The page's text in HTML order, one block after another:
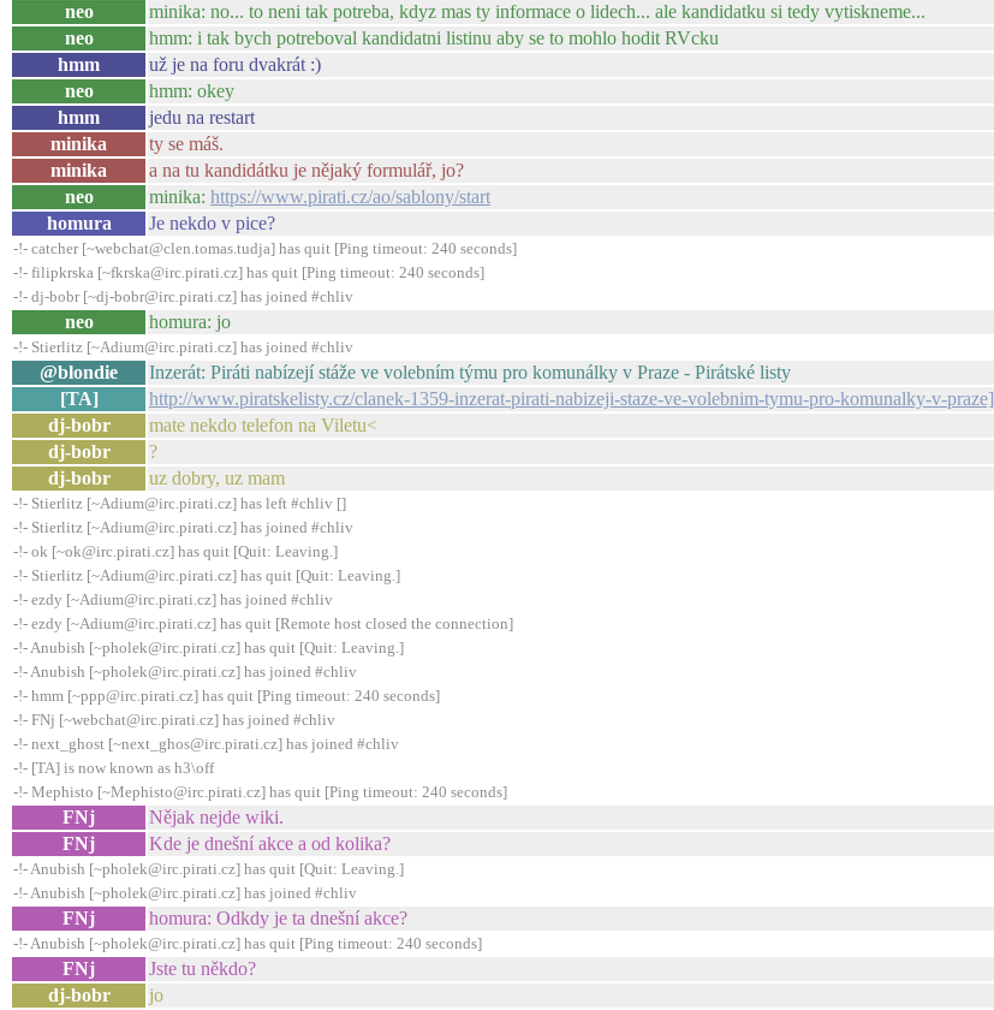
neo
minika: no... to neni tak potreba, kdyz mas ty informace o lidech... ale kandidatku si tedy vytiskneme...
neo
hmm: i tak bych potreboval kandidatni listinu aby se to mohlo hodit RVcku
hmm
už je na foru dvakrát :)
neo
hmm: okey
hmm
jedu na restart
minika
ty se máš.
minika
a na tu kandidátku je nějaký formulář, jo?
neo
minika: https://www.pirati.cz/ao/sablony/start
homura
Je nekdo v pice?
-!- catcher [~webchat@clen.tomas.tudja] has quit [Ping timeout: 240 seconds]
-!- filipkrska [~fkrska@irc.pirati.cz] has quit [Ping timeout: 240 seconds]
-!- dj-bobr [~dj-bobr@irc.pirati.cz] has joined #chliv
neo homura: jo
-!- Stierlitz [~Adium@irc.pirati.cz] has joined #chliv
@blondie Inzerát: Piráti nabízejí stáže ve volebním týmu pro komunálky v Praze - Pirátské listy
[TA]
http://www.piratskelisty.cz/clanek-1359-inzerat-pirati-nabizeji-staze-ve-volebnim-tymu-pro-komunalky-v-praze]
dj-bobr
mate nekdo telefon na Viletu<
dj-bobr
?
dj-bobr
uz dobry, uz mam
-!- Stierlitz [~Adium@irc.pirati.cz] has left #chliv []
-!- Stierlitz [~Adium@irc.pirati.cz] has joined #chliv
-!- ok [~ok@irc.pirati.cz] has quit [Quit: Leaving.]
-!- Stierlitz [~Adium@irc.pirati.cz] has quit [Quit: Leaving.]
-!- ezdy [~Adium@irc.pirati.cz] has joined #chliv
-!- ezdy [~Adium@irc.pirati.cz] has quit [Remote host closed the connection]
-!- Anubish [~pholek@irc.pirati.cz] has quit [Quit: Leaving.]
-!- Anubish [~pholek@irc.pirati.cz] has joined #chliv
-!- hmm [~ppp@irc.pirati.cz] has quit [Ping timeout: 240 seconds]
-!- FNj [~webchat@irc.pirati.cz] has joined #chliv
-!- next_ghost [~next_ghos@irc.pirati.cz] has joined #chliv
-!- [TA] is now known as h3\off
-!- Mephisto [~Mephisto@irc.pirati.cz] has quit [Ping timeout: 240 seconds]
FNj Nějak nejde wiki.
FNj
Kde je dnešní akce a od kolika?
-!- Anubish [~pholek@irc.pirati.cz] has quit [Quit: Leaving.]
-!- Anubish [~pholek@irc.pirati.cz] has joined #chliv
FNj homura: Odkdy je ta dnešní akce?
-!- Anubish [~pholek@irc.pirati.cz] has quit [Ping timeout: 240 seconds]
FNj Jste tu někdo?
dj-bobr
jo